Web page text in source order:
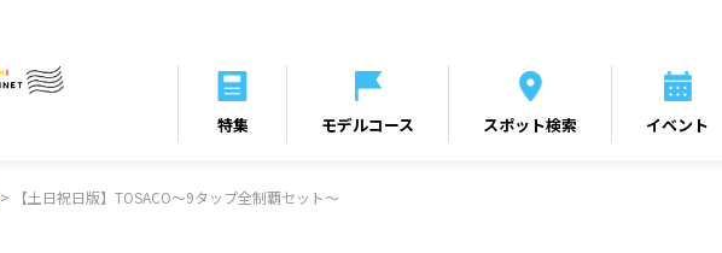
特集 モデルコース スポット検索 イベント
> 【土日祝日版】TOSACO～9タップ全制覇セット～